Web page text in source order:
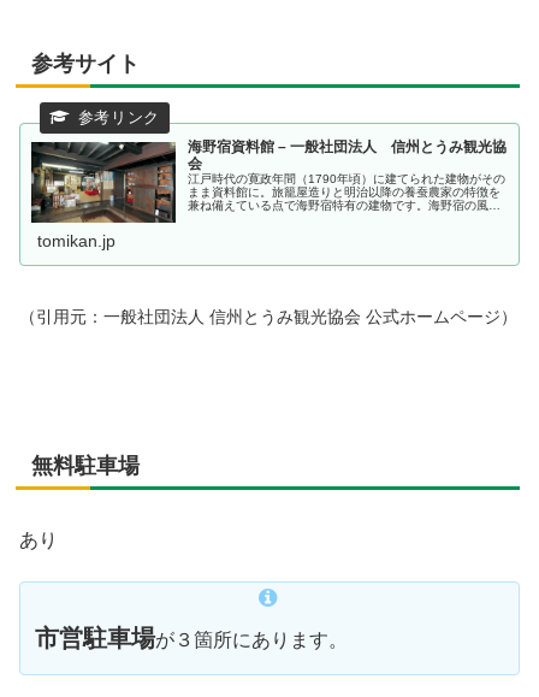
参考サイト
海野宿資料館 – 一般社団法人 信州とうみ観光協
会
江戸時代の寛政年間（1790年頃）に建てられた建物がその
まま資料館に。旅籠屋造りと明治以降の養蚕農家の特徴を
兼ね備えている点で海野宿特有の建物です。海野宿の風土･
tomikan.jp
（引用元：一般社団法人 信州とうみ観光協会 公式ホームページ）
無料駐車場
あり
市営駐車場が３箇所にあります。